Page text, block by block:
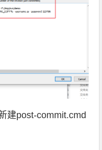
建post-commit.cmd